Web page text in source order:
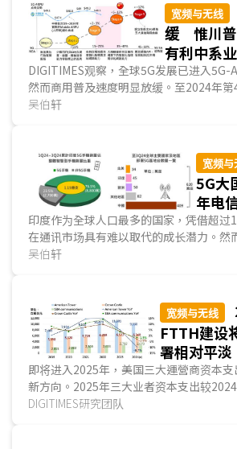
宽频与无线
缓 惟川普
有利中系
场
DIGITIMES观察，全球5G发展已进入5G-
然而商用普及速度明显放缓。至2024年
5G商转網絡数量、5G用户数年成长率、新
吴伯轩
宽频与
5G
年电
口
印度作为全球人口最多的国家，凭借超过
在通讯市场具有难以取代的成长潜力。然
者数量过多、电信基础建设薄弱、政策执
吴伯轩
宽频与无线
FTTH建
署相对平淡
即将进入2025年，美国三大運營商资本
新方向。2025年三大业者资本支出较
长，且皆聚焦光纤到府(FTTH)，AT&T计
DIGITIMES研究团队